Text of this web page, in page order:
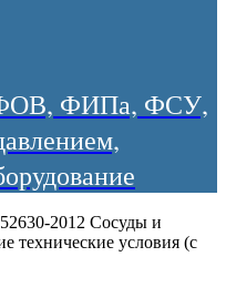
ФОВ, ФИПа, ФСУ,
2012 Сосуды и
технические условия (с